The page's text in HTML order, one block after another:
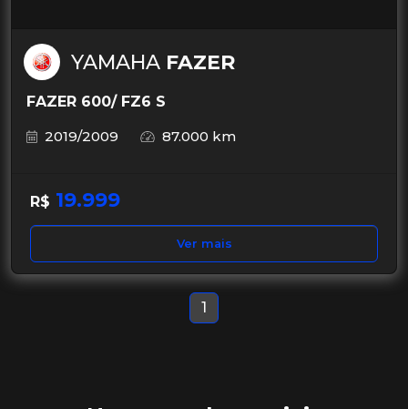
YAMAHA FAZER
FAZER 600/ FZ6 S
2019/2009
87.000 km
R$ 19.999
Ver mais
1